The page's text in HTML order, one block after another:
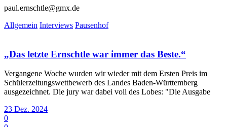
paul.ernschtle@gmx.de
Allgemein Interviews Pausenhof
„Das letzte Ernschtle war immer das Beste.“
Vergangene Woche wurden wir wieder mit dem Ersten Preis im
Schülerzeitungswettbewerb des Landes Baden-Württemberg
ausgezeichnet. Die jury war dabei voll des Lobes: "Die Ausgabe
23 Dez. 2024
0